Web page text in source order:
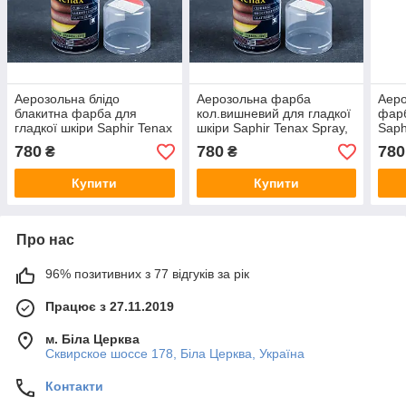
Аерозольна блідо
блакитна фарба для
гладкої шкіри Saphir Tenax
Spray, 150 мл (0823)(55)
780 ₴
Купити
Аерозольна фарба
кол.вишневий для гладкої
шкіри Saphir Tenax Spray,
150 мл (0823)(89)
780₴
Купити
мл
780
Про нас
96% позитивних з 77 відгуків за рік
Працює з 27.11.2019
м. Біла Церква
Сквирское шоссе 178, Біла Церква, Україна
Контакти